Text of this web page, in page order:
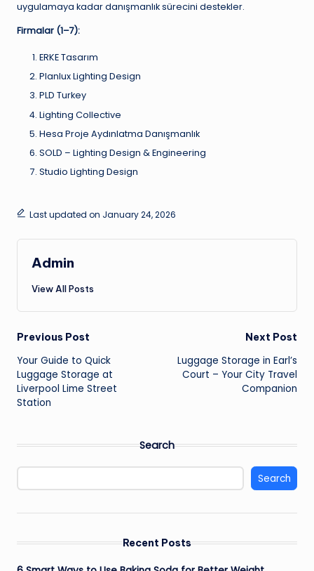
uygulamaya kadar danışmanlık sürecini destekler.
Firmalar (1–7):
ERKE Tasarım
Planlux Lighting Design
PLD Turkey
Lighting Collective
Hesa Proje Aydınlatma Danışmanlık
SOLD – Lighting Design & Engineering
Studio Lighting Design
Last updated on January 24, 2026
Admin
View All Posts
Post
navigation
Previous Post
Your Guide to Quick
Luggage Storage at
Liverpool Lime Street
Station
Next Post
Luggage Storage in Earl’s
Court – Your City Travel
Companion
Search
Search
Recent Posts